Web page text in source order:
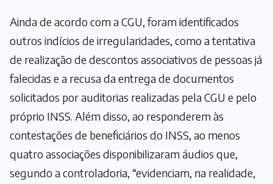
Ainda de acordo com a CGU, foram identificados
outros indícios de irregularidades, como a tentativa
de realização de descontos associativos de pessoas já
falecidas e a recusa da entrega de documentos
solicitados por auditorias realizadas pela CGU e pelo
próprio INSS. Além disso, ao responderem às
contestações de beneficiários do INSS, ao menos
quatro associações disponibilizaram áudios que,
segundo a controladoria, “evidenciam, na realidade,